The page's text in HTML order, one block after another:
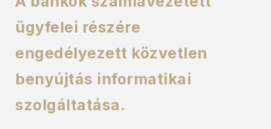
ügyfelei részére
engedélyezett közvetlen
benyújtás informatikai
szolgáltatása.